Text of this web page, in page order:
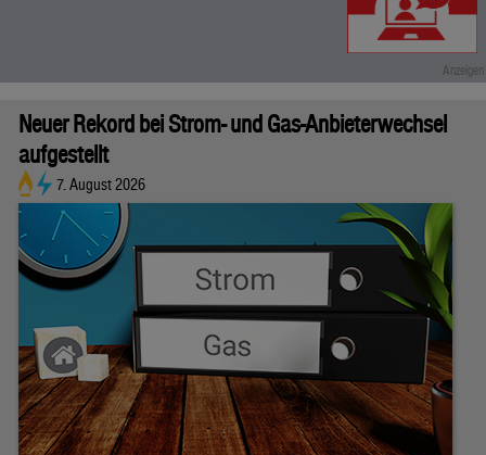
Neuer Rekord bei Strom- und Gas-Anbieterwechsel
aufgestellt
7. August 2026